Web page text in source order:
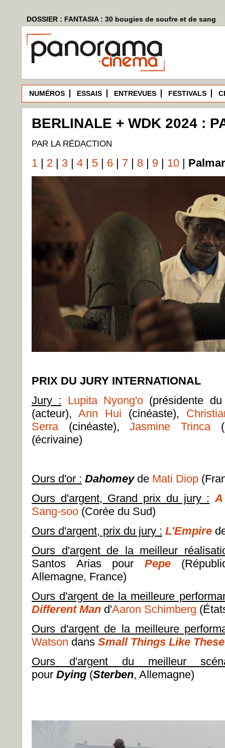
DOSSIER : FANTASIA : 30 bougies de soufre et de sang
NUMÉROS ESSAIS ENTREVUES FESTIVALS
BERLINALE + WDK 2024 :
PAR LA RÉDACTION
1 | 2 | 3 | 4 | 5 | 6 | 7 | 8 | 9 | 10 |
PRIX DU JURY INTERNATIONAL
Jury : Lupita Nyong'o (présidente
(acteur), Ann Hui (cinéaste),
Serra(cinéaste),Jasmine Trinca
(écrivaine)
Ours d'or : Dahomeyde Mati Diop
Ours d'argent, Grand prix du jury :
Sang-soo (Corée du Sud)
Ours d'argent, prix du jury : L'Empire
Ours d'argent de la meilleur
Santos Arias pour Pepe
Allemagne, France)
Ours d'argent de la meilleure
Different Man d'Aaron Schimberg
Ours d'argent de la meilleure
Watson dans Small Things Like These
Ours d'argent du meilleur
pour Dying (Sterben, Allemagne)